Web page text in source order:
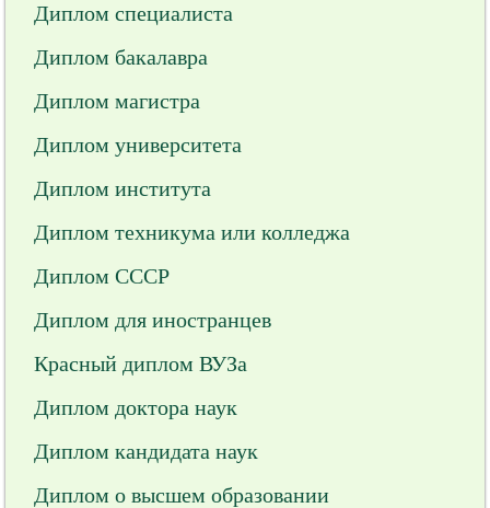
Диплом специалиста
Диплом бакалавра
Диплом магистра
Диплом университета
Диплом института
Диплом техникума или колледжа
Диплом СССР
Диплом для иностранцев
Красный диплом ВУЗа
Диплом доктора наук
Диплом кандидата наук
Диплом о высшем образовании